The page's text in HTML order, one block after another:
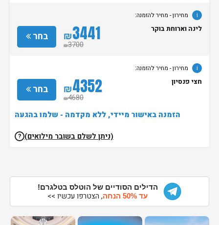
i מחירון- מחיר להזמנה:
בחר ₪3441
₪3700
לינה וארוחת בוקר
i מחירון- מחיר להזמנה:
בחר ₪4352
₪4680
חצי פנסיון
הזמנה באישור מיידי, ללא מקדמה - שלמו בהגעה
(ניתן לשלם בשובר מילואים) ?
הדילים הסודיים של הוטלס בטלגרם!
עד 50% הנחה
, הצטרפו עכשיו >>